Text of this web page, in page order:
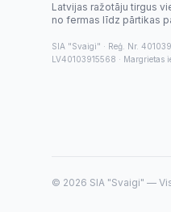
Latvijas ražotāju tirgus
no fermas līdz pārtikas
SIA "Svaigi" · Reģ. Nr.
LV40103915568 · Margrietas
© 2026 SIA "Svaigi" —